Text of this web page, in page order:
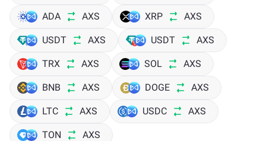
ADA AXS XRP AXS
USDT AXS USDT AXS
TRX AXS SOL AXS
BNB AXS DOGE AXS
LTC AXS USDC AXS
TON AXS